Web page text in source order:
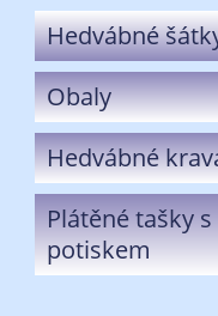
Hedvábné
Obaly
Hedvábné
Plátěné tašky s
potiskem